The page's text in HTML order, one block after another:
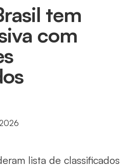
tem
com
lista de classificados